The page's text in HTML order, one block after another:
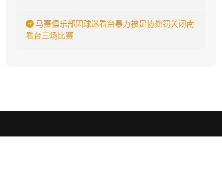
马赛俱乐部因球迷看台暴力被足协处罚关闭南
看台三场比赛